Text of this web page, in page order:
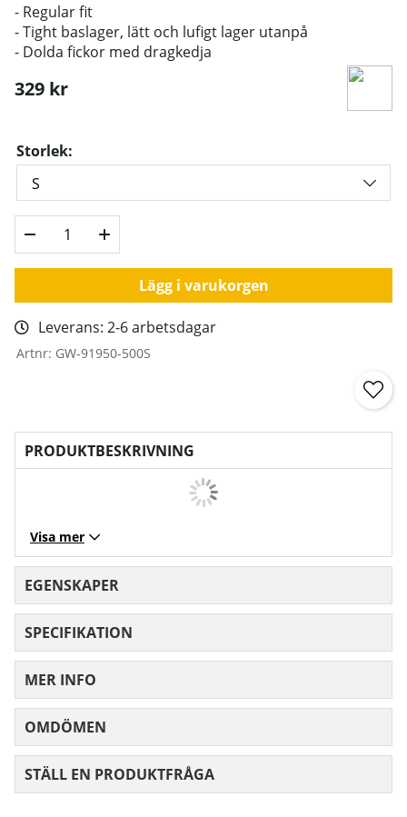
- Regular fit
- Tight baslager, lätt och lufigt lager utanpå
- Dolda fickor med dragkedja
329 kr
Storlek:
Lägg i varukorgen
Leverans: 2-6 arbetsdagar
Artnr: GW-91950-500S
PRODUKTBESKRIVNING
Visa mer
EGENSKAPER
SPECIFIKATION
MER INFO
OMDÖMEN
STÄLL EN PRODUKTFRÅGA